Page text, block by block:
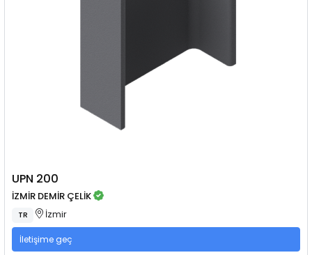
UPN 200
İZMİR DEMİR ÇELİK
TR İzmir
İletişime geç